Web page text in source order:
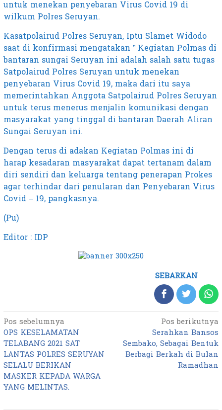
untuk menekan penyebaran Virus Covid 19 di
wilkum Polres Seruyan.
Kasatpolairud Polres Seruyan, Iptu Slamet Widodo
saat di konfirmasi mengatakan ” Kegiatan Polmas di
bantaran sungai Seruyan ini adalah salah satu tugas
Satpolairud Polres Seruyan untuk menekan
penyebaran Virus Covid 19, maka dari itu saya
memerintahkan Anggota Satpolairud Polres Seruyan
untuk terus menerus menjalin komunikasi dengan
masyarakat yang tinggal di bantaran Daerah Aliran
Sungai Seruyan ini.
Dengan terus di adakan Kegiatan Polmas ini di
harap kesadaran masyarakat dapat tertanam dalam
diri sendiri dan keluarga tentang penerapan Prokes
agar terhindar dari penularan dan Penyebaran Virus
Covid – 19, pangkasnya.
(Pu)
Editor : IDP
SEBARKAN
Navigasi
pos
Pos sebelumnya
OPS KESELAMATAN
TELABANG 2021 SAT
LANTAS POLRES SERUYAN
SELALU BERIKAN
MASKER KEPADA WARGA
YANG MELINTAS.
Pos berikutnya
Serahkan Bansos
Sembako, Sebagai Bentuk
Berbagi Berkah di Bulan
Ramadhan